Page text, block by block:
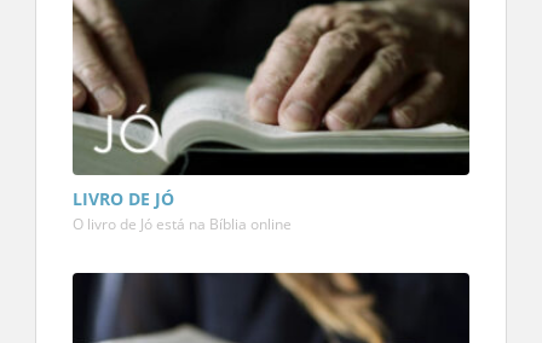
LIVRO DE JÓ
O livro de Jó está na Bíblia online